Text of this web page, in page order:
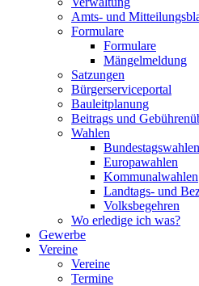
Amts- und
Formulare
Formulare
Mängelmeldung
Satzungen
Bürgerserviceportal
Bauleitplanung
Beitrags und
Wahlen
Bundestagswahlen
Europawahlen
Kommunalwahlen
Landtags- und
Volksbegehren
Wo erledige ich was?
Gewerbe
Vereine
Vereine
Termine